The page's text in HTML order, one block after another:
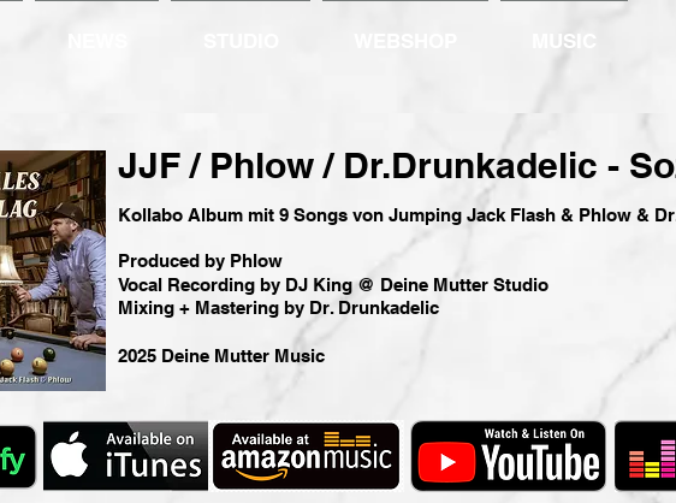
MUSIC
JJF / Phlow / Dr.Drunkadelic -
Kollabo Album mit 9 Songs von Jumping Jack Flash & Phlow &
Produced by Phlow
Vocal Recording by DJ King @ Deine Mutter Studio
Mixing + Mastering by Dr. Drunkadelic
2025 Deine Mutter Music